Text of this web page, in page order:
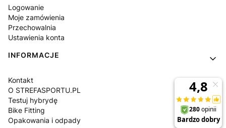
Logowanie
Moje zamówienia
Przechowalnia
Ustawienia konta
INFORMACJE
Kontakt
O STREFASPORTU.PL
Testuj hybrydę
Bike Fitting
Opakowania i odpady